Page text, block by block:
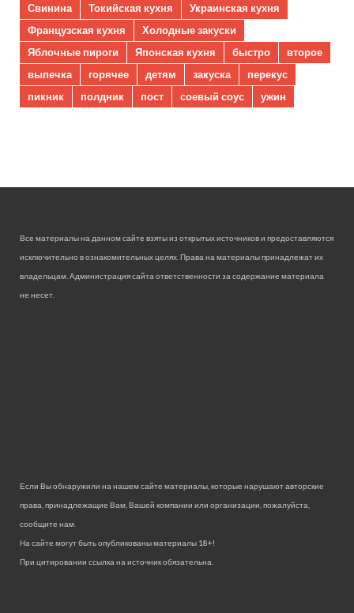
Свинина
Токийская кухня
Украинская кухня
Французская кухня
Холодные закуски
Яблочные пироги
Японская кухня быстро
второе
выпечка
горячее детям закуска
перекус
пикник
полдник пост соевый соус ужин
Все материалы на данном сайте взяты из открытых источников и предоставляются
исключительно в ознакомительных целях. Права на материалы принадлежат их
владельцам. Администрация сайта ответственности за содержание материала
не несет.
Если Вы обнаружили на нашем сайте материалы, которые нарушают авторские
права, принадлежащие Вам, Вашей компании или организации, пожалуйста,
сообщите нам.
На сайте могут быть опубликованы материалы 18+!
При цитировании ссылка на источник обязательна.